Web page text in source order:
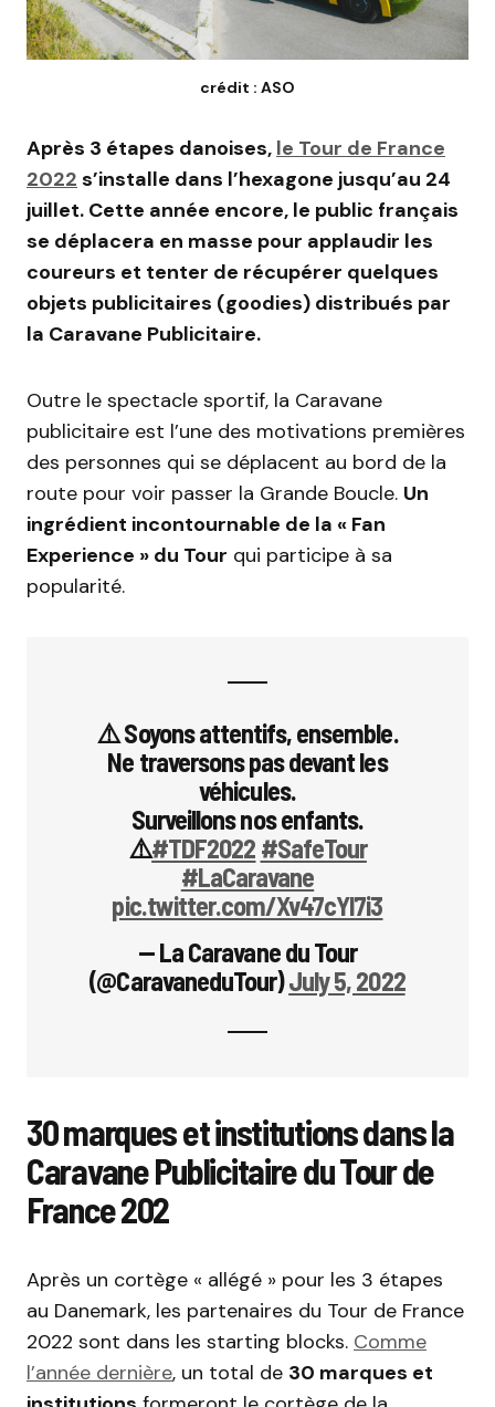
crédit : ASO
Après 3 étapes danoises, le Tour de France
2022 s’installe dans l’hexagone jusqu’au 24
juillet. Cette année encore, le public français
se déplacera en masse pour applaudir les
coureurs et tenter de récupérer quelques
objets publicitaires (goodies) distribués par
la Caravane Publicitaire.
Outre le spectacle sportif, la Caravane
publicitaire est l’une des motivations premières
des personnes qui se déplacent au bord de la
route pour voir passer la Grande Boucle. Un
ingrédient incontournable de la « Fan
Experience » du Tour qui participe à sa
popularité.
⚠️ Soyons attentifs, ensemble.
Ne traversons pas devant les
véhicules.
Surveillons nos enfants.
⚠️#TDF2022 #SafeTour
#LaCaravane
pic.twitter.com/Xv47cYl7i3
— La Caravane du Tour
(@CaravaneduTour)July 5, 2022
30 marques et institutions dans la
Caravane Publicitaire du Tour de
France 202
Après un cortège « allégé » pour les 3 étapes
au Danemark, les partenaires du Tour de France
2022 sont dans les starting blocks. Comme
l’année dernière, un total de 30 marques et